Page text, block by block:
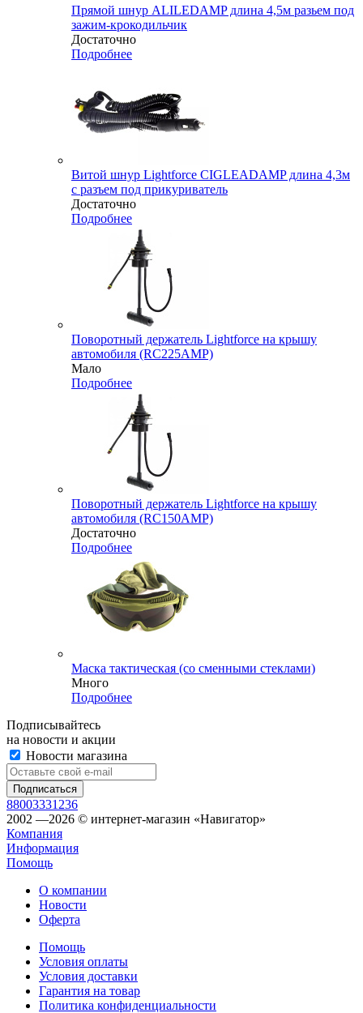
Прямой шнур ALILEDAMP длина 4,5м разьем под
зажим-крокодильчик
Достаточно
Подробнее
Витой шнур Lightforce CIGLEADAMP длина 4,3м
с разъем под прикуриватель
Достаточно
Подробнее
Поворотный держатель Lightforce на крышу
автомобиля (RC225AMP)
Мало
Подробнее
Поворотный держатель Lightforce на крышу
автомобиля (RC150AMP)
Достаточно
Подробнее
Маска тактическая (со сменными стеклами)
Много
Подробнее
Подписывайтесь
на новости и акции
Новости магазина
88003331236
2002 —2026 © интернет-магазин «Навигатор»
Компания
Информация
Помощь
О компании
Новости
Оферта
Помощь
Условия оплаты
Условия доставки
Гарантия на товар
Политика конфиденциальности